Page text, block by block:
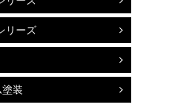
リーズ
塗装